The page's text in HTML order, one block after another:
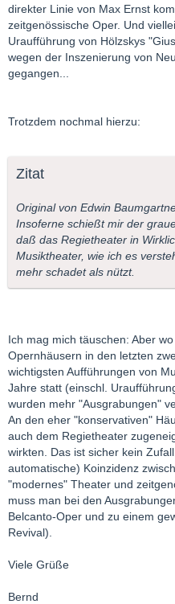
direkter Linie von Max Ernst
zeitgenössische Oper. Und
Uraufführung von Hölzskys
wegen der Inszenierung von
gegangen...
Trotzdem nochmal hierzu:
Zitat
Original von Edwin
Insoferne schießt mir der
daß das Regietheater in
Musiktheater, wie ich es
mehr schadet als nützt.
Ich mag mich täuschen: Aber
Opernhäusern in den letzten
wichtigsten Aufführungen von
Jahre statt (einschl.
wurden mehr "Ausgrabungen"
An den eher "konservativen"
auch dem Regietheater
wirkten. Das ist sicher kein
automatische) Koinzidenz
"modernes" Theater und
muss man bei den
Belcanto-Oper und zu einem
Revival).
Viele Grüße
Bernd